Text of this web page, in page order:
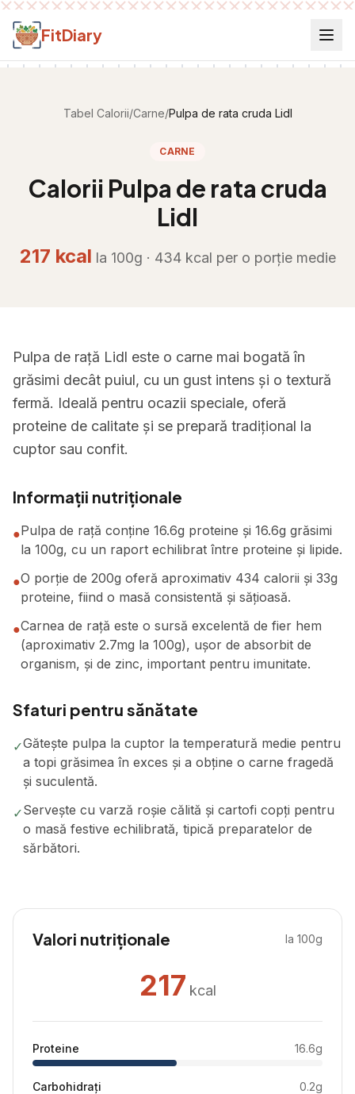
Salt la conținut
FitDiary
Tabel Calorii/Carne/Pulpa de rata cruda Lidl
CARNE
Calorii Pulpa de rata cruda
Lidl
217 kcal la 100g · 434kcal per o porție medie
Pulpa de rață Lidl este o carne mai bogată în
grăsimi decât puiul, cu un gust intens și o textură
fermă. Ideală pentru ocazii speciale, oferă
proteine de calitate și se prepară tradițional la
cuptor sau confit.
Informații nutriționale
●Pulpa de rață conține 16.6g proteine și 16.6g grăsimi
la 100g, cu un raport echilibrat între proteine și lipide.
●O porție de 200g oferă aproximativ 434 calorii și 33g
proteine, fiind o masă consistentă și sățioasă.
●Carnea de rață este o sursă excelentă de fier hem
(aproximativ 2.7mg la 100g), ușor de absorbit de
organism, și de zinc, important pentru imunitate.
Sfaturi pentru sănătate
✓Gătește pulpa la cuptor la temperatură medie pentru
a topi grăsimea în exces și a obține o carne fragedă
și suculentă.
✓Servește cu varză roșie călită și cartofi copți pentru
o masă festive echilibrată, tipică preparatelor de
sărbători.
Valori nutriționale la 100g
217 kcal
Proteine 16.6g
Carbohidrați 0.2g